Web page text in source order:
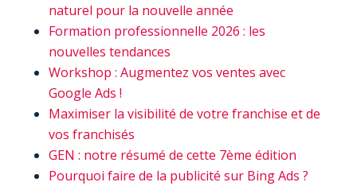
naturel pour la nouvelle année
Formation professionnelle 2026 : les
nouvelles tendances
Workshop : Augmentez vos ventes avec
Google Ads !
Maximiser la visibilité de votre franchise et de
vos franchisés
GEN : notre résumé de cette 7ème édition
Pourquoi faire de la publicité sur Bing Ads ?